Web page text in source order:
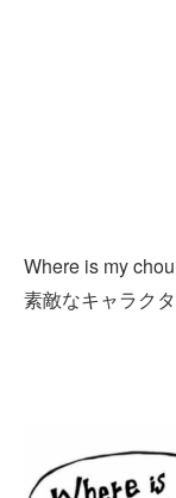
Where is my
素敵なキャラクタ